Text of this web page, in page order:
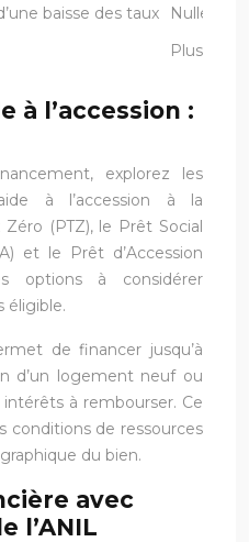
baisse des taux
Nulle
Plus élevé
à l’accession :
explorez les
à l’accession à la
(PTZ), le Prêt Social
et le Prêt d’Accession
options à considérer
éligible.
de financer jusqu’à
d’un logement neuf ou
à rembourser. Ce
conditions de ressources
du bien.
avec
l’ANIL